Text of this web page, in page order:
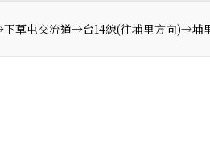
草屯交流道→台14線(往埔里方向)→